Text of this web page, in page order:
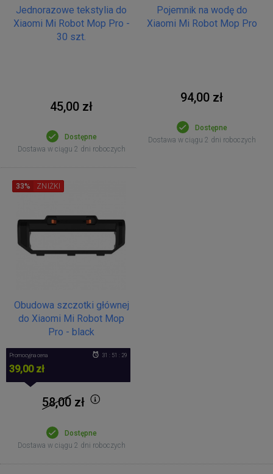
Jednorazowe tekstylia do
Xiaomi Mi Robot Mop Pro -
30 szt.
45,00 zł
Dostępne
Dostawa w ciągu 2 dni roboczych
Pojemnik na wodę do
Xiaomi Mi Robot Mop Pro
94,00 zł
Dostępne
Dostawa w ciągu 2 dni roboczych
Obudowa szczotki głównej
do Xiaomi Mi Robot Mop
Pro - black
33% ZNIŻKI
Promocyjna cena
39,00 zł
31 : 51 : 29
58,00 zł
Dostępne
Dostawa w ciągu 2 dni roboczych